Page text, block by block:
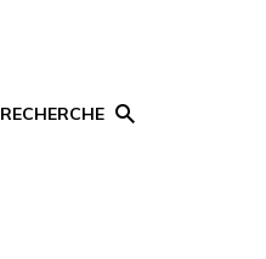
RECHERCHE